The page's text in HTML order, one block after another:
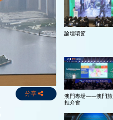
分享
論壇環節
澳門專場——澳門旅
推介會